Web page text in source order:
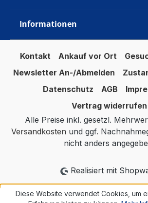
Informationen
Kontakt Ankauf vor Ort
Newsletter An-/Abmelden
Datenschutz
AGB
Vertrag widerrufen
Alle Preise inkl. gesetzl.
Versandkosten und ggf.
nicht anders
Realisiert mit
Diese Website verwendet Cookies, um